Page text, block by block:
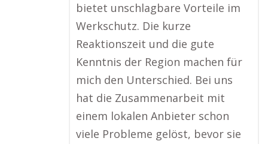
bietet unschlagbare Vorteile im
Werkschutz. Die kurze
Reaktionszeit und die gute
Kenntnis der Region machen für
mich den Unterschied. Bei uns
hat die Zusammenarbeit mit
einem lokalen Anbieter schon
viele Probleme gelöst, bevor sie